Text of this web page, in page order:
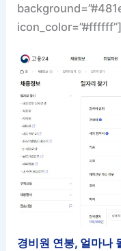
경비원 연봉, 얼마나